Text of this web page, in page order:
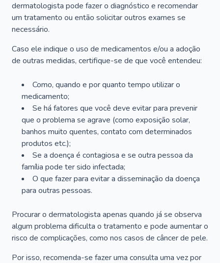
dermatologista pode fazer o diagnóstico e recomendar
um tratamento ou então solicitar outros exames se
necessário.
Caso ele indique o uso de medicamentos e/ou a adoção
de outras medidas, certifique-se de que você entendeu:
Como, quando e por quanto tempo utilizar o
medicamento;
Se há fatores que você deve evitar para prevenir
que o problema se agrave (como exposição solar,
banhos muito quentes, contato com determinados
produtos etc.);
Se a doença é contagiosa e se outra pessoa da
família pode ter sido infectada;
O que fazer para evitar a disseminação da doença
para outras pessoas.
Procurar o dermatologista apenas quando já se observa
algum problema dificulta o tratamento e pode aumentar o
risco de complicações, como nos casos de câncer de pele.
Por isso, recomenda-se fazer uma consulta uma vez por